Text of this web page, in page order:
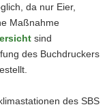
da nur Eier,
Maßnahme
sind
des Buchdruckers
des SBS